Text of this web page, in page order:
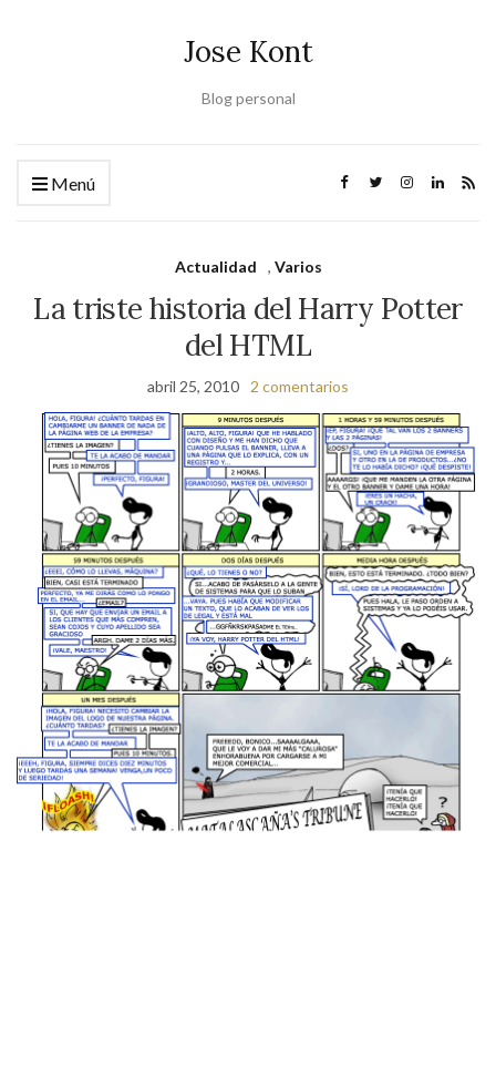
Jose Kont
Blog personal
Menú
Actualidad , Varios
La triste historia del Harry Potter
del HTML
abril 25, 2010 2 comentarios